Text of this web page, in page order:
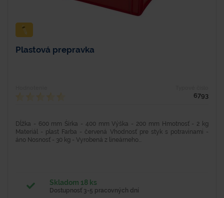
Plastová prepravka
6793
Dĺžka - 600 mm Šírka - 400 mm Výška - 200 mm Hmotnosť - 2 kg
Materiál - plast Farba - červená Vhodnosť pre styk s potravinami -
áno Nosnosť - 30 kg - Vyrobená z lineárneho...
Skladom 18 ks
Dostupnosť 3-5 pracovných dní